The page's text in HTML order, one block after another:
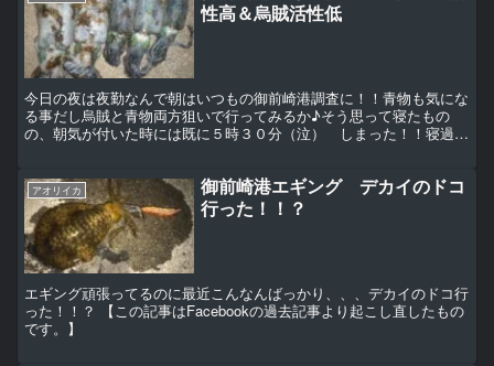
性高＆烏賊活性低
今日の夜は夜勤なんで朝はいつもの御前崎港調査に！！青物も気にな
る事だし烏賊と青物両方狙いで行ってみるか♪そう思って寝たもの
の、朝気が付いた時には既に５時３０分（泣） しまった！！寝過ご
アオリイカ
御前崎港エギング デカイのドコ
行った！！？
エギング頑張ってるのに最近こんなんばっかり、、、デカイのドコ行
った！！？ 【この記事はFacebookの過去記事より起こし直したもの
です。】